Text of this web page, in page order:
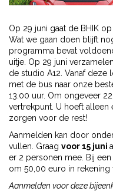
Op 29 juni gaat de BHIK
Wat we gaan doen blijft
programma bevat
uitje. Op 29 juni
de studio A12. Vanaf deze
met de bus naar onze
13.00 uur. Om ongeveer
vertrekpunt. U hoeft
zorgen voor de rest!
Aanmelden kan door
vullen. Graag voor 15 juni
er 2 personen mee. Bij
om 50,00 euro in rekening
Aanmelden voor deze